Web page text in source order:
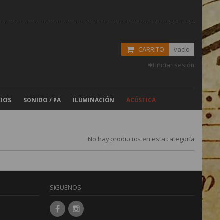
CARRITO
vacío
Iniciar sesión
SONIDO / PA ILUMINACIÓN ACÚSTICA
No hay productos en esta categoría
SIGUENOS